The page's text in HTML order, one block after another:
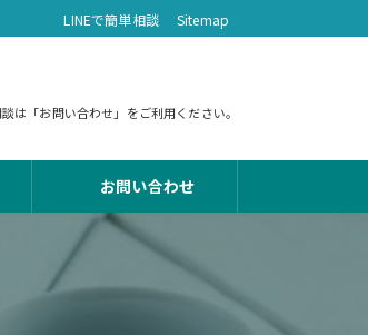
LINEで簡単相談 Sitemap
は「お問い合わせ」をご利用ください。
お問い合わせ